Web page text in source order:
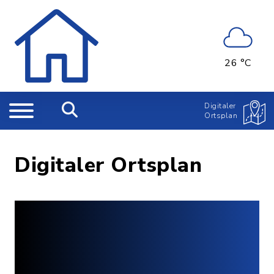
26 °C
Digitaler
Ortsplan
Digitaler Ortsplan